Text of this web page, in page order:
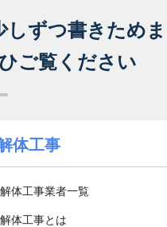
しずつ書きため
ご覧ください
体工事
解体工事業者一覧
解体工事とは